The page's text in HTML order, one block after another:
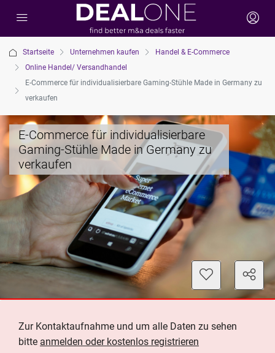
Startseite Unternehmen kaufen
Handel & E-Commerce
Online Handel/ Versandhandel
E-Commerce für individualisierbare Gaming-Stühle Made in Germany zu
verkaufen
E-Commerce für individualisierbare
Gaming-Stühle Made in Germany zu
verkaufen
Zur Kontaktaufnahme und um alle Daten zu sehen
bitte anmelden oder kostenlos registrieren